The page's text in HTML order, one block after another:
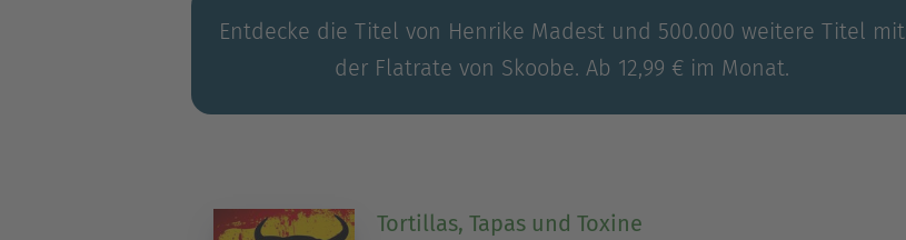
Entdecke die Titel von Henrike Madest und 500.000 weitere Titel mit
der Flatrate von Skoobe. Ab 12,99 € im Monat.
Tortillas, Tapas und Toxine